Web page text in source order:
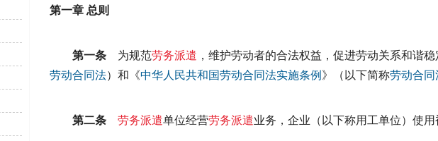
第一章 总则
第一条 为规范劳务派遣 ，维护劳动者的合法权益，促进劳动关系和谐
劳动合同法）和《中华人民共和国劳动合同法实施条例 》（以下简称劳动合同
第二条 劳务派遣单位经营劳务派遣业务，企业（以下称用工单位）使用